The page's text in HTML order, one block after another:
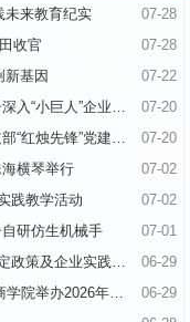
07-28
未来教育纪实
07-28
收官
07-22
基因
07-20
交出8份青春“智造”答卷
07-20
”党建品牌创建纪实
07-02
横琴举行
07-02
践教学活动
07-01
研仿生机械手
06-29
业实践专项解读会议
06-29
优秀教学材料展览会